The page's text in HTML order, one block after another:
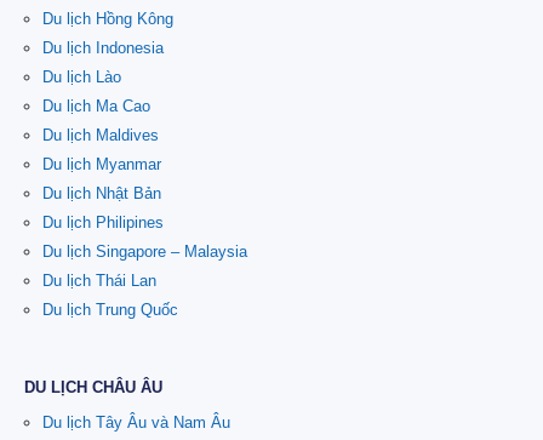
Du lịch Hồng Kông
Du lịch Indonesia
Du lịch Lào
Du lịch Ma Cao
Du lịch Maldives
Du lịch Myanmar
Du lịch Nhật Bản
Du lịch Philipines
Du lịch Singapore – Malaysia
Du lịch Thái Lan
Du lịch Trung Quốc
DU LỊCH CHÂU ÂU
Du lịch Tây Âu và Nam Âu